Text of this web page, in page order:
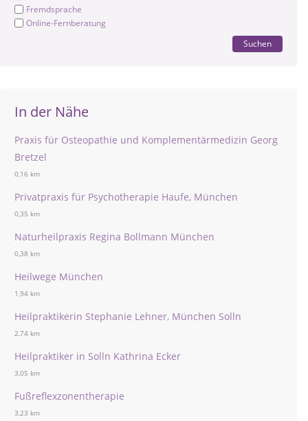
Fremdsprache
Online-Fernberatung
Suchen
In der Nähe
Praxis für Osteopathie und Komplementärmedizin Georg
Bretzel
0,16 km
Privatpraxis für Psychotherapie Haufe, München
0,35 km
Naturheilpraxis Regina Bollmann München
0,38 km
Heilwege München
1,94 km
Heilpraktikerin Stephanie Lehner, München Solln
2,74 km
Heilpraktiker in Solln Kathrina Ecker
3,05 km
Fußreflexzonentherapie
3,23 km